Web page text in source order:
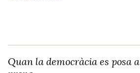
Quan la democràcia es posa a